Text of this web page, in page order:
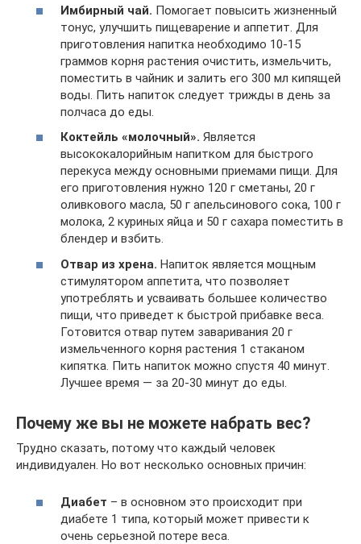
Имбирный чай. Помогает повысить жизненный
тонус, улучшить пищеварение и аппетит. Для
приготовления напитка необходимо 10-15
граммов корня растения очистить, измельчить,
поместить в чайник и залить его 300 мл кипящей
воды. Пить напиток следует трижды в день за
полчаса до еды.
Коктейль «молочный». Является
высококалорийным напитком для быстрого
перекуса между основными приемами пищи. Для
его приготовления нужно 120 г сметаны, 20 г
оливкового масла, 50 г апельсинового сока, 100 г
молока, 2 куриных яйца и 50 г сахара поместить в
блендер и взбить.
Отвар из хрена. Напиток является мощным
стимулятором аппетита, что позволяет
употреблять и усваивать большее количество
пищи, что приведет к быстрой прибавке веса.
Готовится отвар путем заваривания 20 г
измельченного корня растения 1 стаканом
кипятка. Пить напиток можно спустя 40 минут.
Лучшее время — за 20-30 минут до еды.
Почему же вы не можете набрать вес?
Трудно сказать, потому что каждый человек
индивидуален. Но вот несколько основных причин:
Диабет – в основном это происходит при
диабете 1 типа, который может привести к
очень серьезной потере веса.